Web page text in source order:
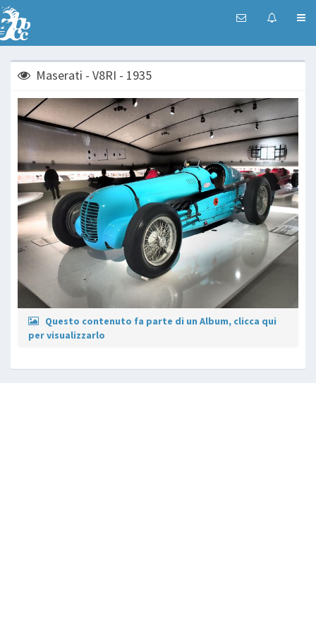
Maserati - V8RI - 1935
Questo contenuto fa parte di un Album, clicca qui
per visualizzarlo